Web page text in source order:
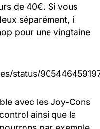
de 40€. Si vous
séparément, il
pour une vingtaine
status/
avec les Joy-Cons
ainsi que la